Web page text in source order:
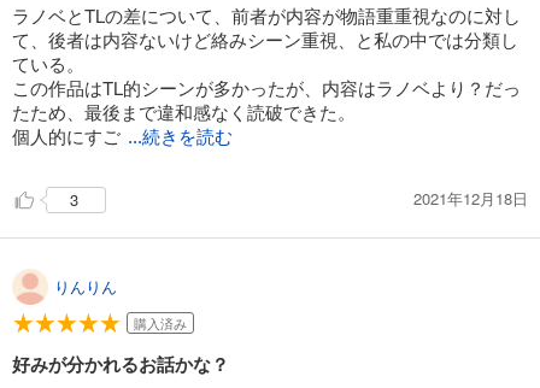
ラノベとTLの差について、前者が内容が物語重重視なのに対し
て、後者は内容ないけど絡みシーン重視、と私の中では分類し
ている。
この作品はTL的シーンが多かったが、内容はラノベより？だっ
たため、最後まで違和感なく読破できた。
個人的にすご ...続きを読む
3 2021年12月18日
りんりん
購入済み
好みが分かれるお話かな？